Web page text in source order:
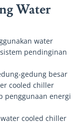
Water
water
pendinginan
gedung besar
cooled chiller
penggunaan energi
cooled chiller